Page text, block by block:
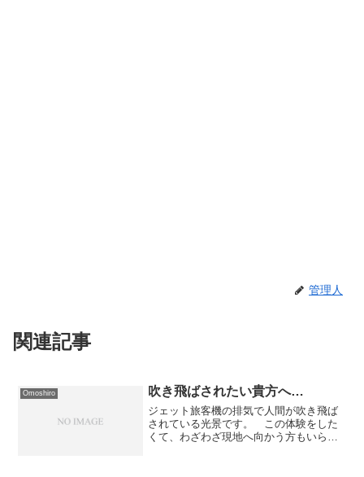
管理人
関連記事
Omoshiro 吹き飛ばされたい貴方へ…
ジェット旅客機の排気で人間が吹き飛ば
されている光景です。 この体験をした
くて、わざわざ現地へ向かう方もいらっ